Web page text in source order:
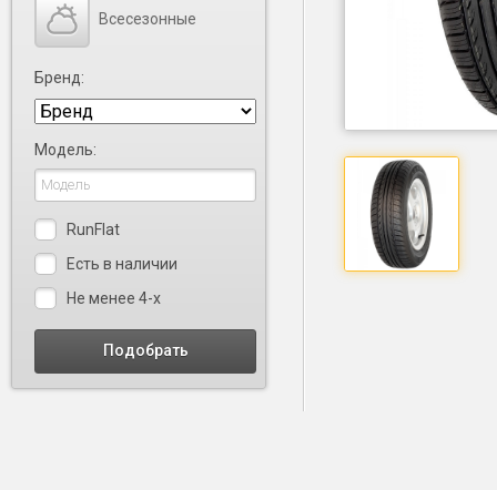
Всесезонные
Бренд:
Модель:
RunFlat
Есть в наличии
Не менее 4-х